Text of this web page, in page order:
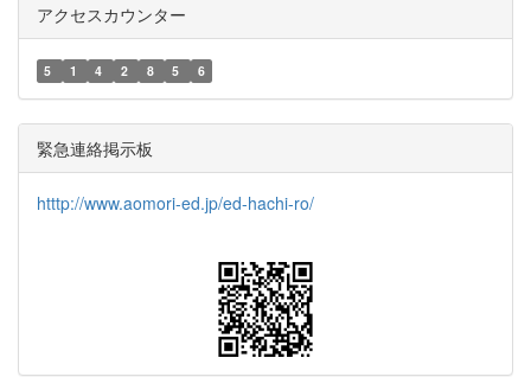
アクセスカウンター
5 1 4 2 8 5 6
緊急連絡掲示板
htttp://www.aomori-ed.jp/ed-hachi-ro/